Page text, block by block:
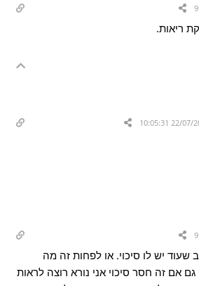
ריאות.
שעוד יש לו סיכוי. או לפחות זה מה
אם זה חסר סיכוי אני נורא רוצה לראות